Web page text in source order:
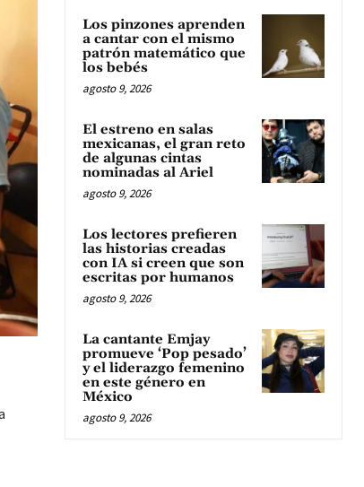
Los pinzones aprenden
a cantar con el mismo
patrón matemático que
los bebés
agosto 9, 2026
El estreno en salas
mexicanas, el gran reto
de algunas cintas
nominadas al Ariel
agosto 9, 2026
Los lectores prefieren
las historias creadas
con IA si creen que son
escritas por humanos
agosto 9, 2026
La cantante Emjay
promueve ‘Pop pesado’
y el liderazgo femenino
en este género en
México
agosto 9, 2026